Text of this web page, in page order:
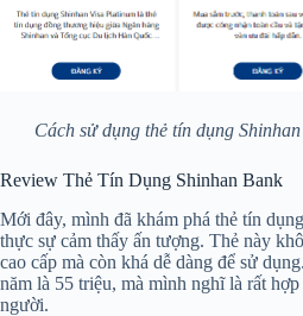
Cách sử dụng thẻ tín dụng
Review Thẻ Tín Dụng Shinhan Bank
Mới đây, mình đã khám phá thẻ tín
thực sự cảm thấy ấn tượng. Thẻ này
cao cấp mà còn khá dễ dàng để sử
năm là 55 triệu, mà mình nghĩ là rất
người.